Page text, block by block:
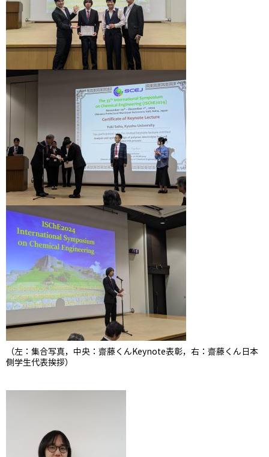
（左：集合写真，中央：齋藤くんKeynote表彰，右：齋藤くん日本
側学生代表挨拶）